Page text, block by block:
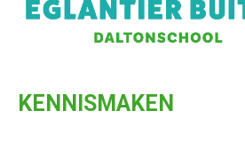
KENNISMAKEN